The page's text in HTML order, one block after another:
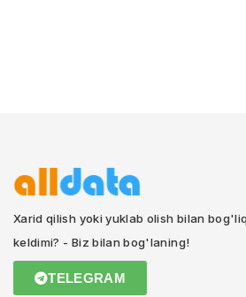
Xarid qilish yoki yuklab olish bilan
keldimi? - Biz bilan bog'laning!
TELEGRAM